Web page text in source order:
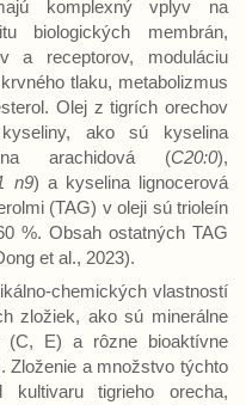
komplexný vplyv na
biologických membrán,
a receptorov, moduláciu
tlaku, metabolizmus
Olej z tigrích orechov
ako sú kyselina
arachidová (C20:0),
n9) a kyselina lignocerová
(TAG) v oleji sú trioleín
%. Obsah ostatných TAG
et al., 2023).
chemických vlastností
zložiek, ako sú minerálne
E) a rôzne bioaktívne
Zloženie a množstvo týchto
tigrieho orecha,